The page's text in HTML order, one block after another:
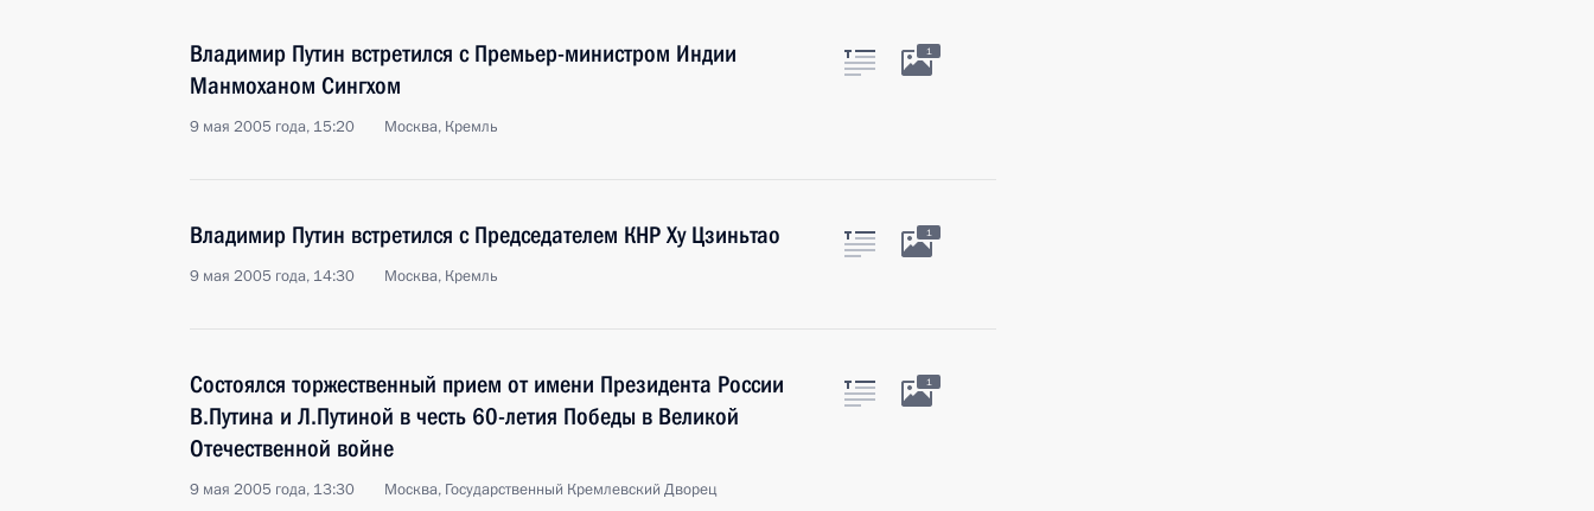
Владимир Путин встретился с Премьер-министром Индии
Манмоханом Сингхом
9 мая 2005 года, 15:20 Москва, Кремль
1
Владимир Путин встретился с Председателем КНР Ху Цзиньтао
9 мая 2005 года, 14:30 Москва, Кремль
1
Состоялся торжественный прием от имени Президента России
В.Путина и Л.Путиной в честь 60-летия Победы в Великой
Отечественной войне
9 мая 2005 года, 13:30 Москва, Государственный Кремлевский Дворец
1